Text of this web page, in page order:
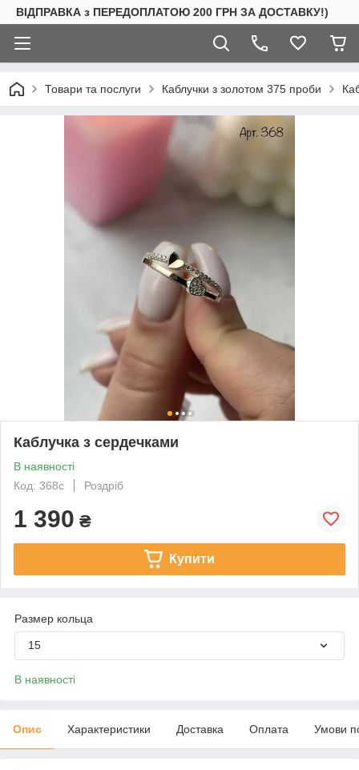
ВІДПРАВКА з ПЕРЕДОПЛАТОЮ 200 ГРН ЗА ДОСТАВКУ!)
Товари та послуги Каблучки з золотом 375 проби
Каблучка з сердечками
В наявності
Код: 368с
Роздріб
1 390 ₴
Купити
Размер кольца
15
В наявності
Опис Характеристики Доставка Оплата Умови